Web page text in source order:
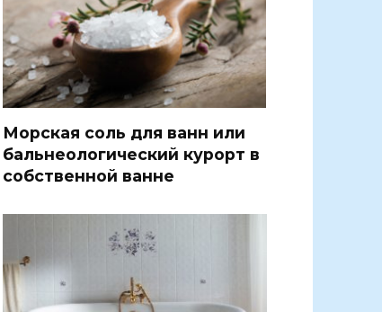
Морская соль для ванн или
бальнеологический курорт в
собственной ванне